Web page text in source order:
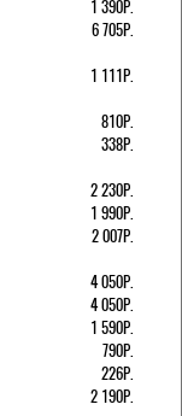
1 390Р.
6 705Р.
1 111Р.
810Р.
338Р.
2 230Р.
1 990Р.
2 007Р.
4 050Р.
4 050Р.
1 590Р.
790Р.
226Р.
2 190Р.